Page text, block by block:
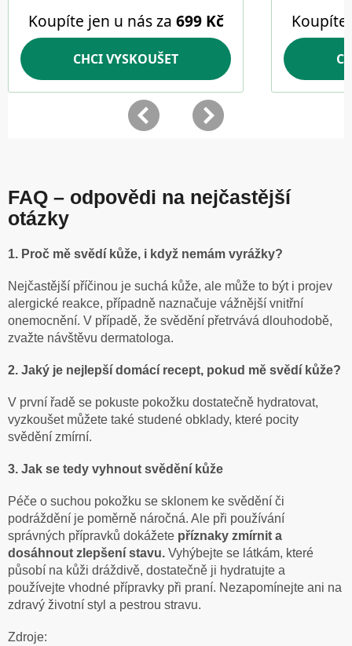
FAQ – odpovědi na nejčastější
otázky
1. Proč mě svědí kůže, i když nemám vyrážky?
Nejčastější příčinou je suchá kůže, ale může to být i projev
alergické reakce, případně naznačuje vážnější vnitřní
onemocnění. V případě, že svědění přetrvává dlouhodobě,
zvažte návštěvu dermatologa.
2. Jaký je nejlepší domácí recept, pokud mě svědí kůže?
V první řadě se pokuste pokožku dostatečně hydratovat,
vyzkoušet můžete také studené obklady, které pocity
svědění zmírní.
3. Jak se tedy vyhnout svědění kůže
Péče o suchou pokožku se sklonem ke svědění či
podráždění je poměrně náročná. Ale při používání
správných přípravků dokážete příznaky zmírnit a
dosáhnout zlepšení stavu. Vyhýbejte se látkám, které
působí na kůži dráždivě, dostatečně ji hydratujte a
používejte vhodné přípravky při praní. Nezapomínejte ani na
zdravý životní styl a pestrou stravu.
Zdroje: